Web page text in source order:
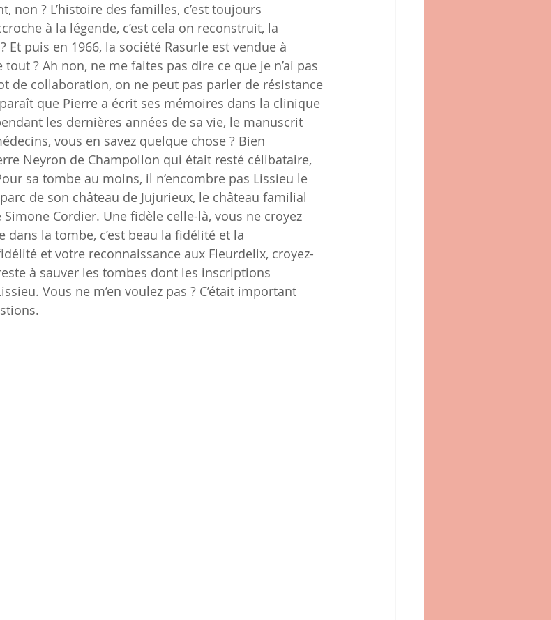
non ? L’histoire des familles, c’est toujours
à la légende, c’est cela on reconstruit, la
puis en 1966, la société Rasurle est vendue à
? Ah non, ne me faites pas dire ce que je n’ai pas
de collaboration, on ne peut pas parler de résistance
que Pierre a écrit ses mémoires dans la clinique
les dernières années de sa vie, le manuscrit
vous en savez quelque chose ? Bien
Neyron de Champollon qui était resté célibataire,
sa tombe au moins, il n’encombre pas Lissieu le
de son château de Jujurieux, le château familial
Cordier. Une fidèle celle-là, vous ne croyez
dans la tombe, c’est beau la fidélité et la
et votre reconnaissance aux Fleurdelix, croyez-
à sauver les tombes dont les inscriptions
Vous ne m’en voulez pas ? C’était important